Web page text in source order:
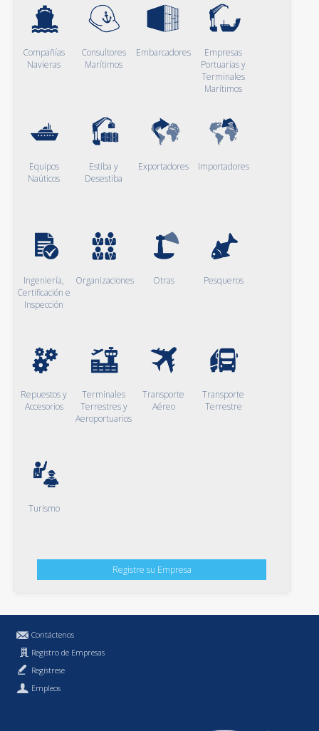
Compañías
Navieras
Consultores
Marítimos
Embarcadores
Empresas
Portuarias y
Terminales
Marítimos
Equipos
Naúticos
Estiba y
Desestiba
Exportadores Importadores
Ingeniería,
Certificación e
Inspección
Organizaciones Otras Pesqueros
Repuestos y
Accesorios
Terminales
Terrestres y
Aeroportuarios
Transporte
Aéreo
Transporte
Terrestre
Turismo
Registre su Empresa
Contáctenos
Registro de Empresas
Regístrese
Empleos